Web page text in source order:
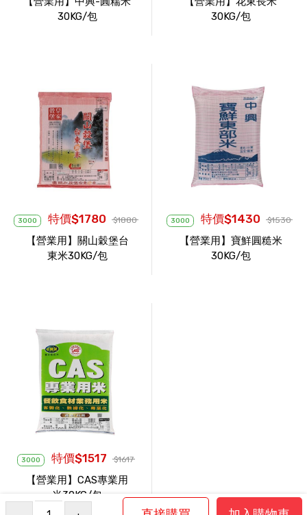
30KG/包
30KG/包
3000 特價$1780 $1880
【營業用】關山穀堡台
東米30KG/包
3000 特價$1430 $1530
【營業用】寶鮮圓糙米
30KG/包
3000 特價$1517 $1617
【營業用】CAS專業用
米30KG/包